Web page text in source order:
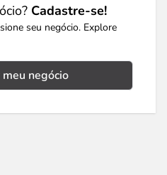
Cadastre-se!
seu negócio. Explore
negócio